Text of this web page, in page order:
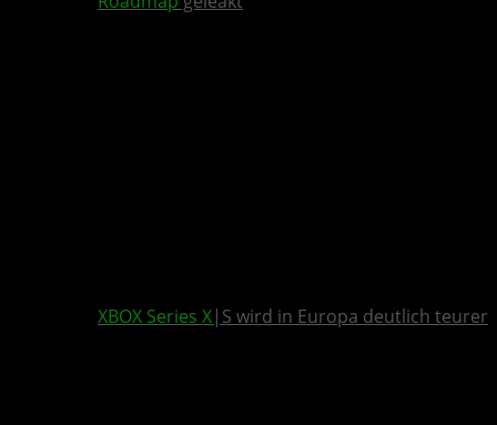
XBOX Series X|S wird in Europa deutlich teurer